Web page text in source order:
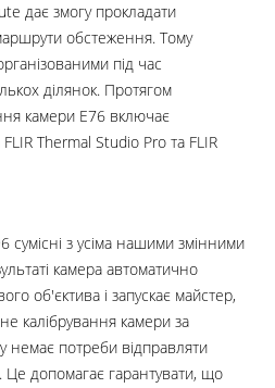
дає змогу прокладати
обстеження. Тому
під час
ділянок. Протягом
камери E76 включає
Thermal Studio Pro та FLIR
сумісні з усіма нашими змінними
камера автоматично
об'єктива і запускає майстер,
калібрування камери за
немає потреби відправляти
Це допомагає гарантувати, що